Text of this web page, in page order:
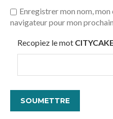
Enregistrer mon nom,
navigateur pour mon
Recopiez le mot